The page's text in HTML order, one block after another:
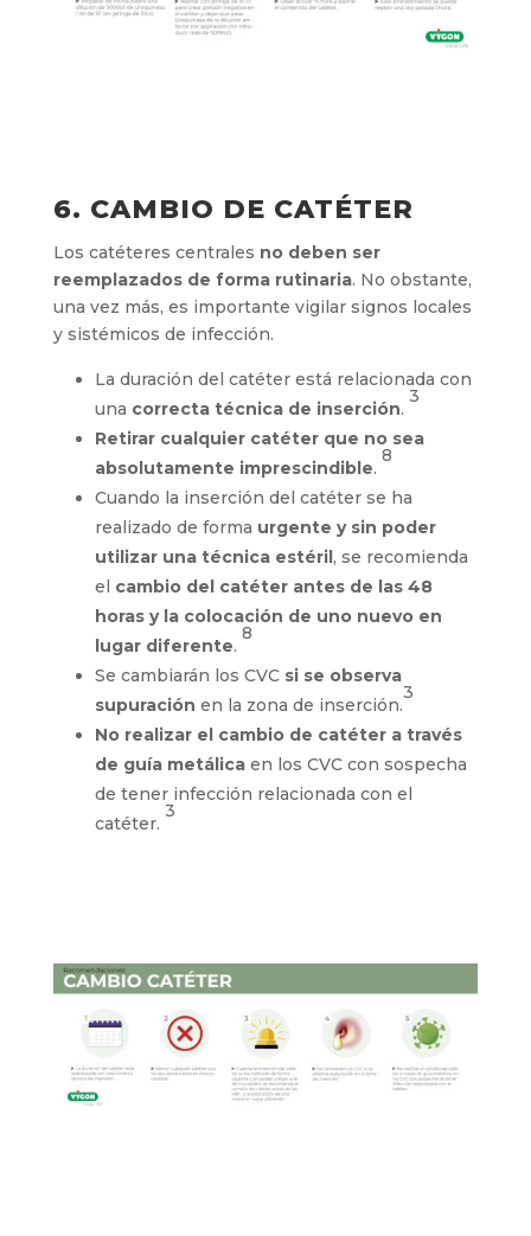
6. CAMBIO DE CATÉTER
Los catéteres centrales no deben ser
reemplazados de forma rutinaria. No obstante,
una vez más, es importante vigilar signos locales
y sistémicos de infección.
La duración del catéter está relacionada con
una correcta técnica de inserción.
3
Retirar cualquier catéter que no sea
absolutamente imprescindible.
8
Cuando la inserción del catéter se ha
realizado de forma urgente y sin poder
utilizar una técnica estéril, se recomienda
el cambio del catéter antes de las 48
horas y la colocación de uno nuevo en
lugar diferente.
8
Se cambiarán los CVC si se observa
supuración en la zona de inserción.
3
No realizar el cambio de catéter a través
de guía metálica en los CVC con sospecha
de tener infección relacionada con el
catéter.
3